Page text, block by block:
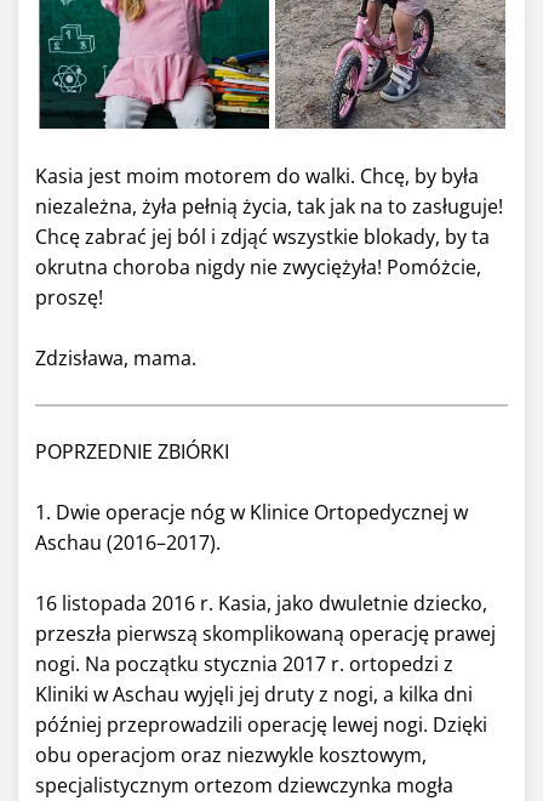
Kasia jest moim motorem do walki. Chcę, by była
niezależna, żyła pełnią życia, tak jak na to zasługuje!
Chcę zabrać jej ból i zdjąć wszystkie blokady, by ta
okrutna choroba nigdy nie zwyciężyła! Pomóżcie,
proszę!
Zdzisława, mama.
POPRZEDNIE ZBIÓRKI
1. Dwie operacje nóg w Klinice Ortopedycznej w
Aschau (2016–2017).
16 listopada 2016 r. Kasia, jako dwuletnie dziecko,
przeszła pierwszą skomplikowaną operację prawej
nogi. Na początku stycznia 2017 r. ortopedzi z
Kliniki w Aschau wyjęli jej druty z nogi, a kilka dni
później przeprowadzili operację lewej nogi. Dzięki
obu operacjom oraz niezwykle kosztowym,
specjalistycznym ortezom dziewczynka mogła